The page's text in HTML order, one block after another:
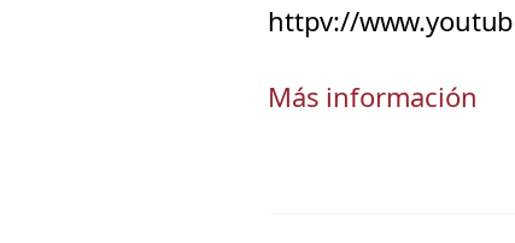
httpv://
Más información